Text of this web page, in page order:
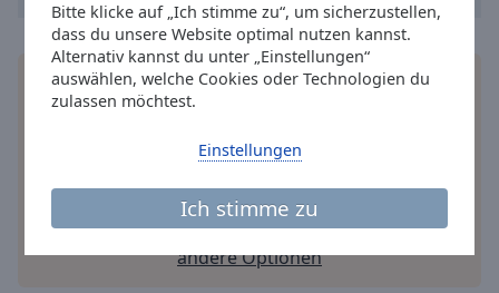
Bitte klicke auf „Ich stimme zu“, um sicherzustellen,
dass du unsere Website optimal nutzen kannst.
Alternativ kannst du unter „Einstellungen“
auswählen, welche Cookies oder Technologien du
zulassen möchtest.
Ich stimme zu
Einstellungen
Family
Reset
Installieren Sie gratisGratisappauf Ihrem
Smartphone die Online Radio Box-App und hören
wollen.
andere Optionen